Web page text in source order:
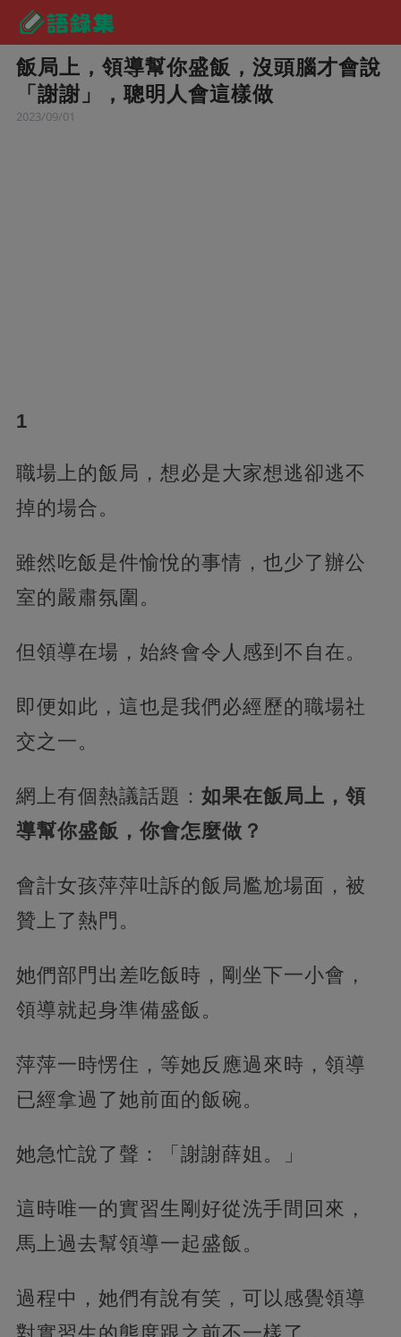
飯局上，領導幫你盛飯，沒頭腦才會說
「謝謝」，聰明人會這樣做
2023/09/01
1
職場上的飯局，想必是大家想逃卻逃不
掉的場合。
雖然吃飯是件愉悅的事情，也少了辦公
室的嚴肅氛圍。
但領導在場，始終會令人感到不自在。
即便如此，這也是我們必經歷的職場社
交之一。
網上有個熱議話題： 如果在飯局上，領
導幫你盛飯，你會怎麼做？
會計女孩萍萍吐訴的飯局尷尬場面，被
贊上了熱門。
她們部門出差吃飯時，剛坐下一小會，
領導就起身準備盛飯。
萍萍一時愣住， 等她反應過來時，領導
已經拿過了她前面的飯碗。
她急忙說了聲：「謝謝薛姐。」
這時唯一的實習生剛好從洗手間回來，
馬上過去幫領導一起盛飯。
過程中，她們有說有笑，可以感覺領導